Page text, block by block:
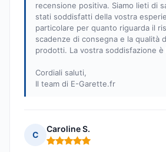
recensione positiva. Siamo lieti di
stati soddisfatti della vostra
particolare per quanto riguarda il
scadenze di consegna e la qualità
prodotti. La vostra soddisfazione
Cordiali saluti,
Il team di E-Garette.fr
C
Caroline S.
Nota: 5 su 5